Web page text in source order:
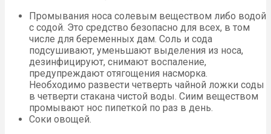
Промывания носа солевым веществом либо водой
с содой. Это средство безопасно для всех, в том
числе для беременных дам. Соль и сода
подсушивают, уменьшают выделения из носа,
дезинфицируют, снимают воспаление,
предупреждают отягощения насморка.
Необходимо развести четверть чайной ложки соды
в четверти стакана чистой воды. Сиим веществом
промывают нос пипеткой по раз в день.
Соки овощей.